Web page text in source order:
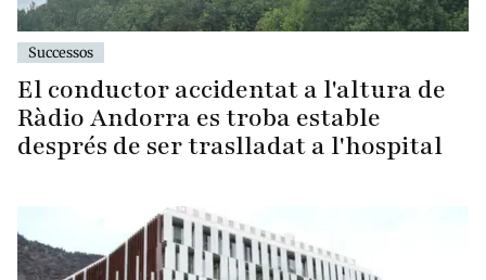
Successos
El conductor accidentat a l'altura de
Ràdio Andorra es troba estable
després de ser traslladat a l'hospital